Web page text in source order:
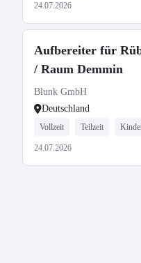
24.07.2026
Aufbereiter für
/ Raum Demmin
Blunk GmbH
Deutschland
Vollzeit Teilzeit
24.07.2026